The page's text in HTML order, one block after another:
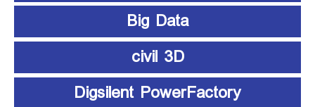
Big Data
civil 3D
Digsilent PowerFactory